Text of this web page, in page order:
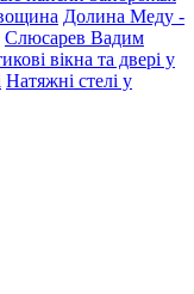
Долина Меду -
Слюсарев Вадим
вікна та двері у
Натяжні стелі у